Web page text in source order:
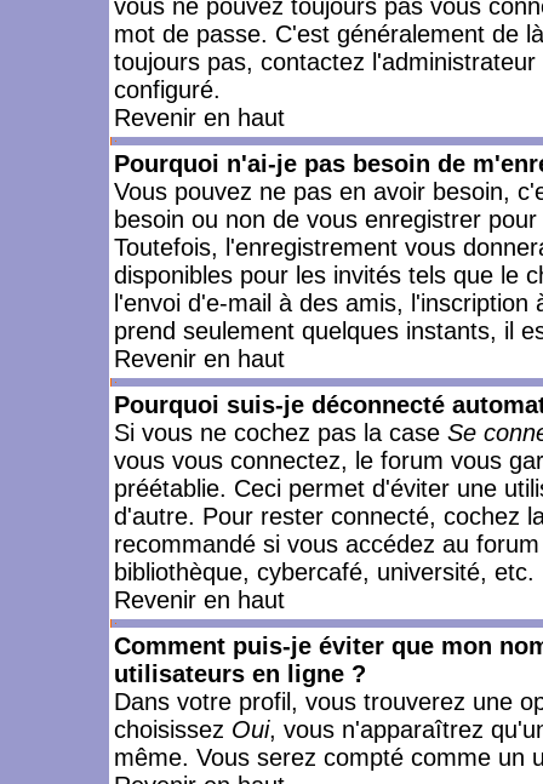
vous ne pouvez toujours pas vous
mot de passe. C'est généralement de
toujours pas, contactez
configuré.
Revenir en haut
Pourquoi n'ai-je pas besoin de
Vous pouvez ne pas en avoir besoin,
besoin ou non de vous enregistrer
Toutefois, l'enregistrement vous
disponibles pour les invités tels que le
l'envoi d'e-mail à des amis,
prend seulement quelques instants, il
Revenir en haut
Pourquoi suis-je déconnecté
Si vous ne cochez pas la case Se
vous vous connectez, le forum vous
préétablie. Ceci permet d'éviter une
d'autre. Pour rester connecté, cochez
recommandé si vous accédez au
bibliothèque, cybercafé, université, etc.
Revenir en haut
Comment puis-je éviter que mon
utilisateurs en ligne ?
Dans votre profil, vous trouverez une
choisissez Oui, vous n'apparaîtrez
même. Vous serez compté comme un